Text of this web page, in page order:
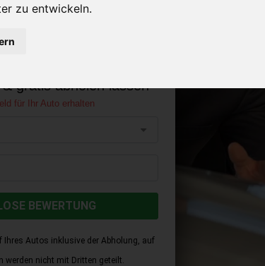
zu entwickeln.
am Neckar
gratis abholen lassen
für Ihr Auto erhalten
BEWERTUNG
Ihres Autos inklusive der Abholung, auf
werden nicht mit Dritten geteilt.